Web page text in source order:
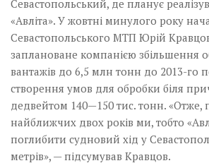
Севастопольський, де планує
«Авліта». У жовтні минулого року
Севастопольського МТП Юрій
заплановане компанією збільшення
вантажів до 6,5 млн тонн до 2013-го
створення умов для обробки біля
дедвейтом 140—150 тис. тонн. «Отже,
найближчих двох років ми, тобто
поглибити судновий хід у
метрів», — підсумував ­Кравцов.